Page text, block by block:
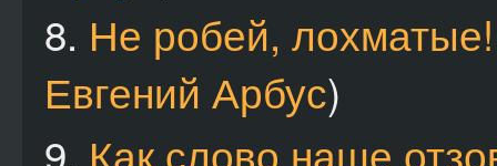
8. Не робей, лохматые!
Евгений Арбус)
9. Как слово наше